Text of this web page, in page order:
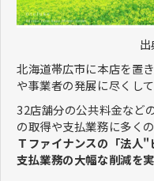
北海道帯広市に本店を置
や事業者の発展に尽くし
32店舗分の公共料金など
の取得や支払業務に多く
Ｔファイナンスの「法人
支払業務の大幅な削減を